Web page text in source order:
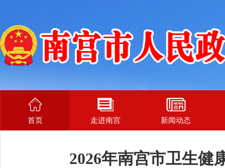
首页 走进南宫 新闻动态
2026年南宫市卫生健